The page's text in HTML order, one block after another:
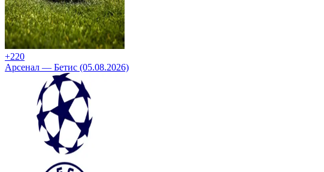
+220
Арсенал — Бетис (05.08.2026)